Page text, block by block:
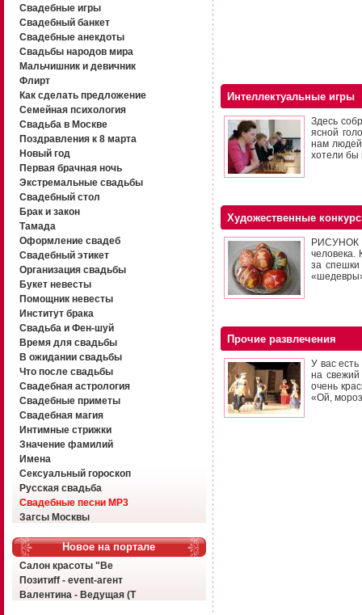
Свадебные игры
Свадебный банкет
Свадебные анекдоты
Свадьбы народов мира
Мальчишник и девичник
Флирт
Как сделать предложение
Семейная психология
Свадьба в Москве
Поздравления к 8 марта
Новый год
Первая брачная ночь
Экстремальные свадьбы
Свадебный стол
Брак и закон
Тамада
Оформление свадеб
Свадебный этикет
Организация свадьбы
Букет невесты
Помощник невесты
Институт брака
Свадьба и Фен-шуй
Время для свадьбы
В ожидании свадьбы
Что после свадьбы
Свадебная астрология
Свадебные приметы
Свадебная магия
Интимные стрижки
Значение фамилий
Имена
Сексуальный гороскоп
Русская свадьба
Свадебные песни MP3
Загсы Москвы
Новое на портале
Салон красоты "Ве
Позитиff - event-агент
Валентина - Ведущая (Т
Интеллектуальные игры
Здесь
ясной
нам
хотели бы
Художественные
РИСУНОК
человека.
за
Прочие развлечения
У вас
на
очень
«Ой,